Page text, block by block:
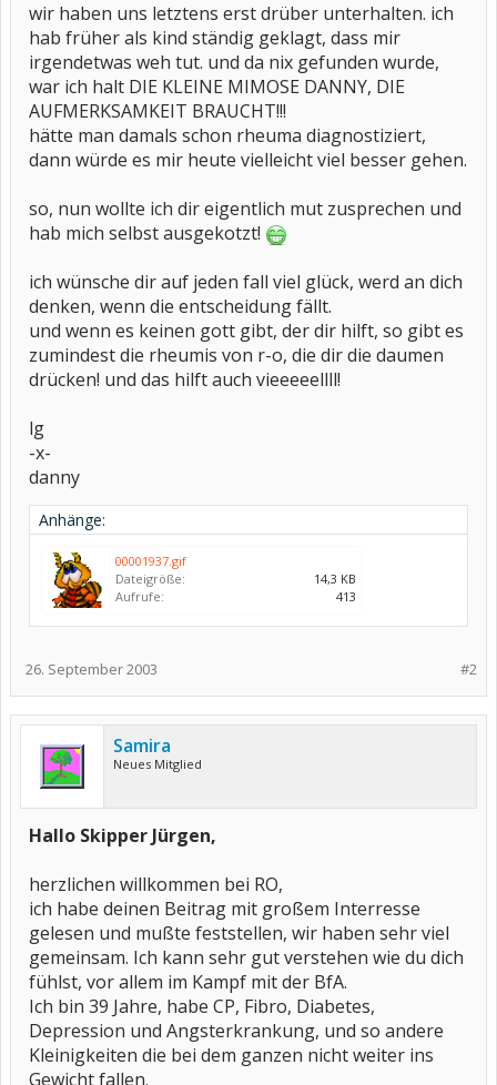
wir haben uns letztens erst drüber unterhalten. ich
hab früher als kind ständig geklagt, dass mir
irgendetwas weh tut. und da nix gefunden wurde,
war ich halt DIE KLEINE MIMOSE DANNY, DIE
AUFMERKSAMKEIT BRAUCHT!!!
hätte man damals schon rheuma diagnostiziert,
dann würde es mir heute vielleicht viel besser gehen.
so, nun wollte ich dir eigentlich mut zusprechen und
hab mich selbst ausgekotzt!
ich wünsche dir auf jeden fall viel glück, werd an dich
denken, wenn die entscheidung fällt.
und wenn es keinen gott gibt, der dir hilft, so gibt es
zumindest die rheumis von r-o, die dir die daumen
drücken! und das hilft auch vieeeeellll!
lg
-x-
danny
Anhänge:
00001937.gif
Dateigröße:
14,3 KB
Aufrufe:
413
#2
26. September 2003
Samira
Neues Mitglied
Hallo Skipper Jürgen,
herzlichen willkommen bei RO,
ich habe deinen Beitrag mit großem Interresse
gelesen und mußte feststellen, wir haben sehr viel
gemeinsam. Ich kann sehr gut verstehen wie du dich
fühlst, vor allem im Kampf mit der BfA.
Ich bin 39 Jahre, habe CP, Fibro, Diabetes,
Depression und Angsterkrankung, und so andere
Kleinigkeiten die bei dem ganzen nicht weiter ins
Gewicht fallen.